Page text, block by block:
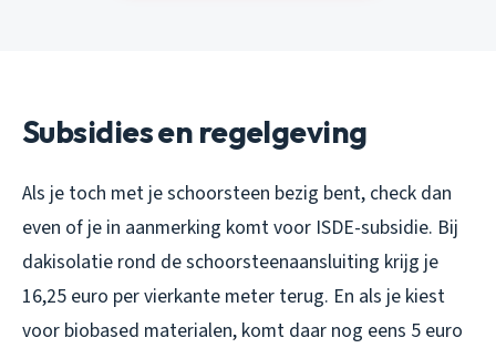
Subsidies en regelgeving
Als je toch met je schoorsteen bezig bent, check dan
even of je in aanmerking komt voor ISDE-subsidie. Bij
dakisolatie rond de schoorsteenaansluiting krijg je
16,25 euro per vierkante meter terug. En als je kiest
voor biobased materialen, komt daar nog eens 5 euro